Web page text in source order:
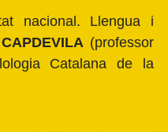
nacional. Llengua i
(professor
Catalana de la